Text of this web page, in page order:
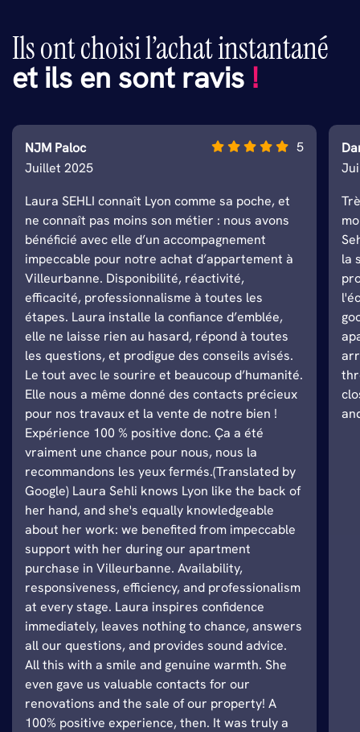
Ils ont choisi l’achat instantané
et ils en sont ravis !
NJM Paloc
Juillet 2025
5
Laura SEHLI connaît Lyon comme sa poche, et
ne connaît pas moins son métier : nous avons
bénéficié avec elle d’un accompagnement
impeccable pour notre achat d’appartement à
Villeurbanne. Disponibilité, réactivité,
efficacité, professionnalisme à toutes les
étapes. Laura installe la confiance d’emblée,
elle ne laisse rien au hasard, répond à toutes
les questions, et prodigue des conseils avisés.
Le tout avec le sourire et beaucoup d’humanité.
Elle nous a même donné des contacts précieux
pour nos travaux et la vente de notre bien !
Expérience 100 % positive donc. Ça a été
vraiment une chance pour nous, nous la
recommandons les yeux fermés.(Translated by
Google) Laura Sehli knows Lyon like the back of
her hand, and she's equally knowledgeable
about her work: we benefited from impeccable
support with her during our apartment
purchase in Villeurbanne. Availability,
responsiveness, efficiency, and professionalism
at every stage. Laura inspires confidence
immediately, leaves nothing to chance, answers
all our questions, and provides sound advice.
All this with a smile and genuine warmth. She
even gave us valuable contacts for our
renovations and the sale of our property! A
100% positive experience, then. It was truly a
la